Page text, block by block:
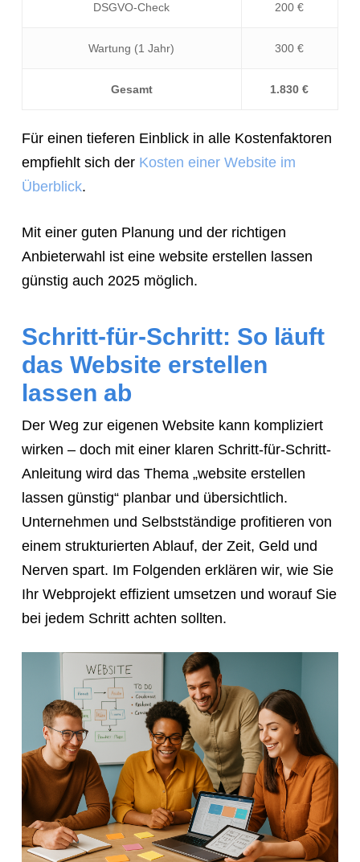
DSGVO-Check 200 €
Wartung (1 Jahr) 300 €
Gesamt 1.830 €
Für einen tieferen Einblick in alle Kostenfaktoren
empfiehlt sich der Kosten einer Website im
Überblick.
Mit einer guten Planung und der richtigen
Anbieterwahl ist eine website erstellen lassen
günstig auch 2025 möglich.
Schritt-für-Schritt: So läuft
das Website erstellen
lassen ab
Der Weg zur eigenen Website kann kompliziert
wirken – doch mit einer klaren Schritt-für-Schritt-
Anleitung wird das Thema „website erstellen
lassen günstig“ planbar und übersichtlich.
Unternehmen und Selbstständige profitieren von
einem strukturierten Ablauf, der Zeit, Geld und
Nerven spart. Im Folgenden erklären wir, wie Sie
Ihr Webprojekt effizient umsetzen und worauf Sie
bei jedem Schritt achten sollten.